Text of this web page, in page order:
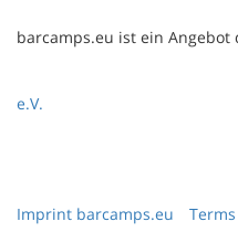
barcamps.eu ist ein Angebot
e.V.
Imprint barcamps.eu